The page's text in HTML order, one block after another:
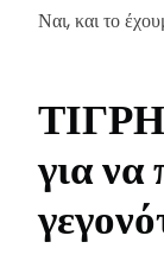
Ναι, και το
για να